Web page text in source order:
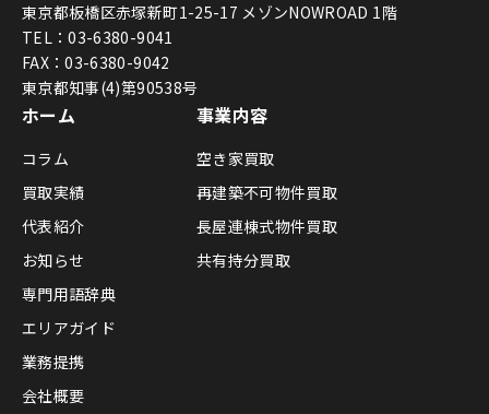
東京都板橋区赤塚新町1-25-17 メゾンNOWROAD 1階
TEL：03-6380-9041
FAX：03-6380-9042
東京都知事(4)第90538号
ホーム
コラム
買取実績
代表紹介
お知らせ
専門用語辞典
エリアガイド
業務提携
会社概要
事業内容
空き家買取
再建築不可物件買取
長屋連棟式物件買取
共有持分買取